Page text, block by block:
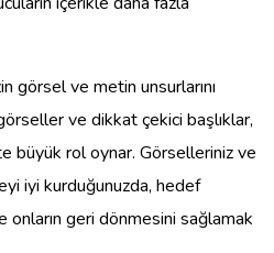
görsel ve metin unsurlarını
ve dikkat çekici başlıklar,
büyük rol oynar. Görselleriniz ve
iyi kurduğunuzda, hedef
geri dönmesini sağlamak